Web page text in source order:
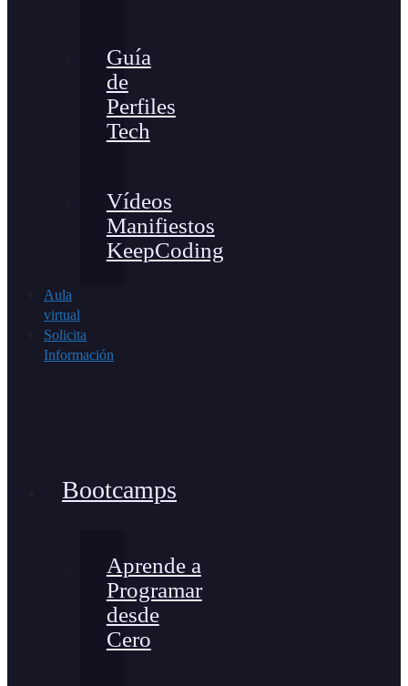
Guía
de
Perfiles
Tech
Vídeos
Manifiestos
KeepCoding
Aula
virtual
Solicita
Información
Bootcamps
Aprende a
Programar
desde
Cero